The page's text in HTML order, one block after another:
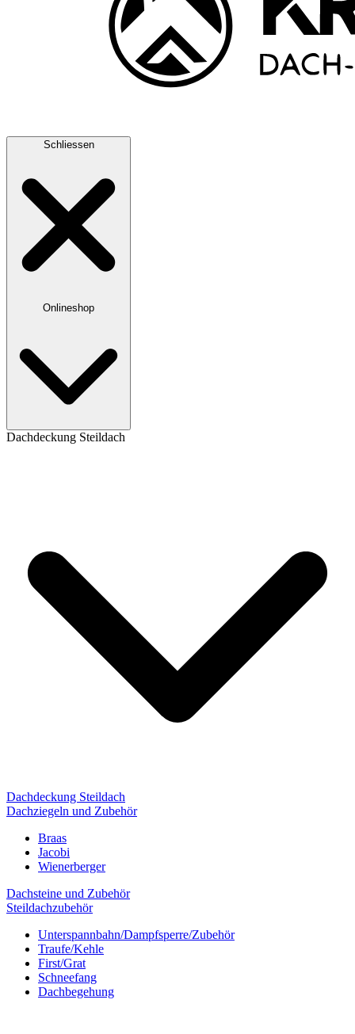
Schliessen
Onlineshop
Dachdeckung Steildach
Dachdeckung Steildach
Dachziegeln und Zubehör
Braas
Jacobi
Wienerberger
Dachsteine und Zubehör
Steildachzubehör
Unterspannbahn/Dampfsperre/Zubehör
Traufe/Kehle
First/Grat
Schneefang
Dachbegehung